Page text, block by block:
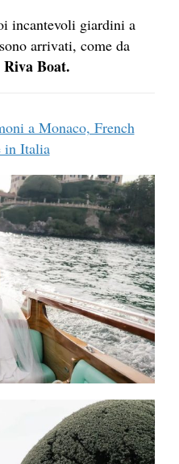
incantevoli giardini a
arrivati, come da
Boat.
a Monaco, French
in Italia